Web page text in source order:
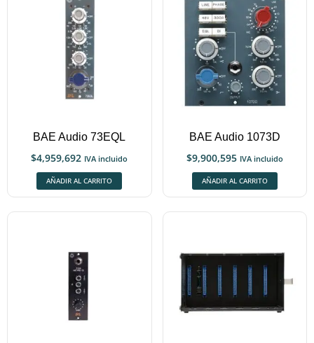
BAE Audio 73EQL
$4,959,692 IVA incluido
AÑADIR AL CARRITO
BAE Audio 1073D
$9,900,595 IVA incluido
AÑADIR AL CARRITO